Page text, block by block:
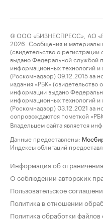
© ООО «БИЗНЕСПРЕСС», АО
2026. Сообщения и материалы
(свидетельство о
выдано Федеральной службой
информационных технологий
(Роскомнадзор) 09.12.2015
издания «РБК»
информации выдано
информационных технологий
(Роскомнадзор) 03.12.2021
сопровождаются пометкой
Владельцем сайта является
Данные предоставлены:
Индексы облигаций
Информация об
О соблюдении авторских
Пользовательское
Политика в отношении
Политика обработки